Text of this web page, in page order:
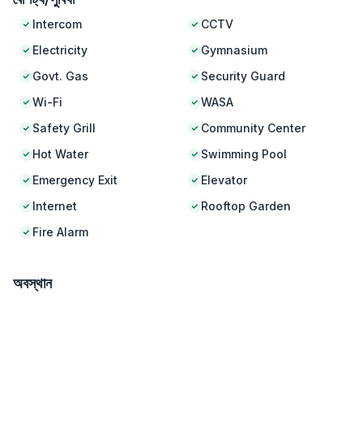
Intercom
Electricity
Govt. Gas
Wi-Fi
Safety Grill
Hot Water
Emergency Exit
Internet
Fire Alarm
CCTV
Gymnasium
Security Guard
WASA
Community Center
Swimming Pool
Elevator
Rooftop Garden
অবস্থান